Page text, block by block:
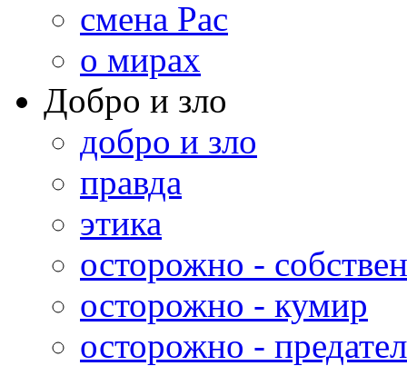
смена Рас
о мирах
Добро и зло
добро и зло
правда
этика
осторожно -
осторожно - кумир
осторожно -